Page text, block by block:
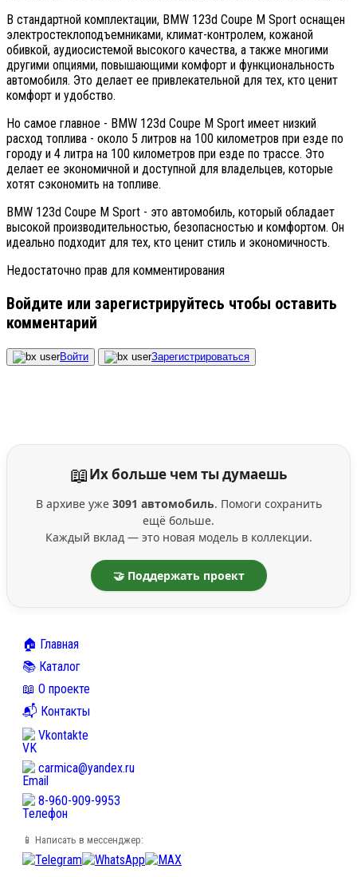
В стандартной комплектации, BMW 123d Coupe M Sport оснащен
электростеклоподъемниками, климат-контролем, кожаной
обивкой, аудиосистемой высокого качества, а также многими
другими опциями, повышающими комфорт и функциональность
автомобиля. Это делает ее привлекательной для тех, кто ценит
комфорт и удобство.
Но самое главное - BMW 123d Coupe M Sport имеет низкий
расход топлива - около 5 литров на 100 километров при езде по
городу и 4 литра на 100 километров при езде по трассе. Это
делает ее экономичной и доступной для владельцев, которые
хотят сэкономить на топливе.
BMW 123d Coupe M Sport - это автомобиль, который обладает
высокой производительностью, безопасностью и комфортом. Он
идеально подходит для тех, кто ценит стиль и экономичность.
Недостаточно прав для комментирования
Войдите или зарегистрируйтесь чтобы оставить
комментарий
Войти Зарегистрироваться
📖Их больше чем ты думаешь
В архиве уже 3091 автомобиль. Помоги сохранить
ещё больше.
Каждый вклад — это новая модель в коллекции.
🤝 Поддержать проект
🏠 Главная
📚 Каталог
📖 О проекте
📬 Контакты
Vkontakte
carmica@yandex.ru
8-960-909-9953
📱 Написать в мессенджер: